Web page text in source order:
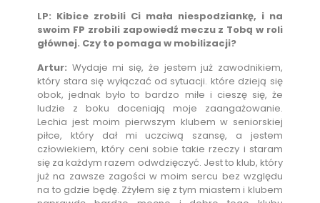
LP: Kibice zrobili Ci mała niespodziankę, i na
swoim FP zrobili zapowiedź meczu z Tobą w roli
głównej. Czy to pomaga w mobilizacji?
Artur: Wydaje mi się, że jestem już zawodnikiem,
który stara się wyłączać od sytuacji. które dzieją się
obok, jednak było to bardzo miłe i cieszę się, że
ludzie z boku doceniają moje zaangażowanie.
Lechia jest moim pierwszym klubem w seniorskiej
piłce, który dał mi uczciwą szansę, a jestem
człowiekiem, który ceni sobie takie rzeczy i staram
się za każdym razem odwdzięczyć. Jest to klub, który
już na zawsze zagości w moim sercu bez względu
na to gdzie będę. Zżyłem się z tym miastem i klubem